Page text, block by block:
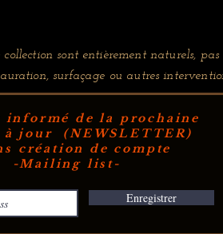
informé de la prochaine
jour (NEWSLETTER)
création de compte
-Mailing list-
Enregistrer
sont entièrement naturels,
surfaçage ou autres